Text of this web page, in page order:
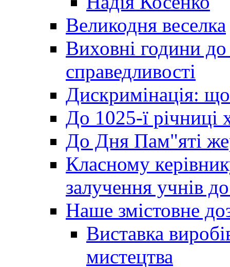
Великодня веселка
Виховні години до
справедливості
Дискримінація:
До 1025-ї річниці
До Дня Пам"яті
Класному
залучення учнів
Наше змістовне
Виставка
мистецтва